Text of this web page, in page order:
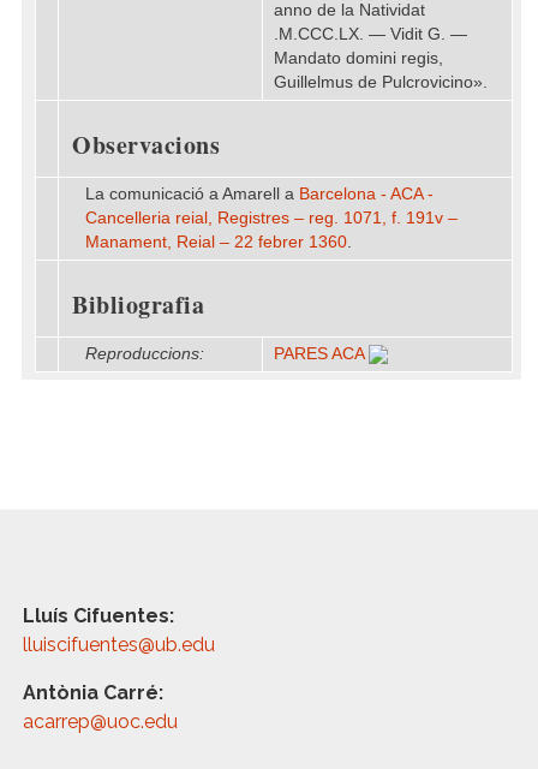
anno de la Natividat
.M.CCC.LX. — Vidit G. —
Mandato domini regis,
Guillelmus de Pulcrovicino».
Observacions
La comunicació a Amarell a Barcelona - ACA -
Cancelleria reial, Registres – reg. 1071, f. 191v –
Manament, Reial – 22 febrer 1360.
Bibliografia
Reproduccions: PARES ACA
Lluís Cifuentes:
lluiscifuentes@ub.edu
Antònia Carré:
acarrep@uoc.edu